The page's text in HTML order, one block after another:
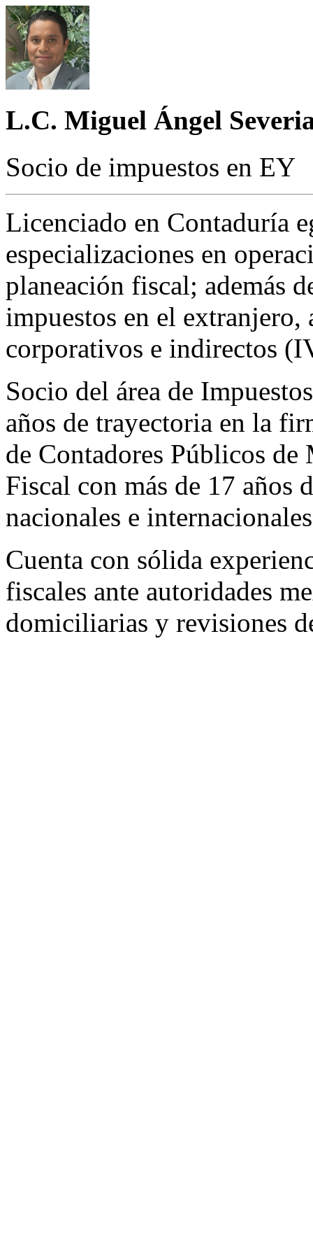
L.C. Miguel Ángel
Socio de impuestos en EY
Licenciado en Contaduría
especializaciones en
planeación fiscal; además
impuestos en el extranjero,
corporativos e indirectos
Socio del área de
años de trayectoria en la
de Contadores Públicos
Fiscal con más de 17 años
nacionales e
Cuenta con sólida
fiscales ante autoridades
domiciliarias y revisiones